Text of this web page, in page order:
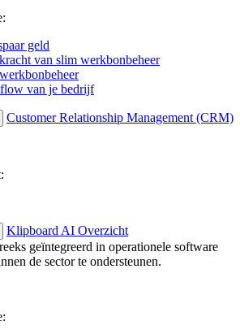
geld
van slim werkbonbeheer
van je bedrijf
Customer Relationship Management (CRM)
Klipboard AI Overzicht
geïntegreerd in operationele software
de sector te ondersteunen.